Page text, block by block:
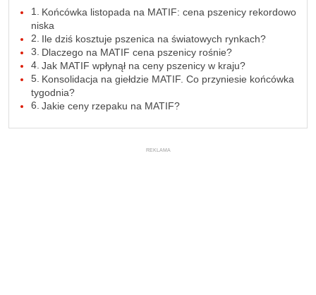
Końcówka listopada na MATIF: cena pszenicy rekordowo
niska
Ile dziś kosztuje pszenica na światowych rynkach?
Dlaczego na MATIF cena pszenicy rośnie?
Jak MATIF wpłynął na ceny pszenicy w kraju?
Konsolidacja na giełdzie MATIF. Co przyniesie końcówka
tygodnia?
Jakie ceny rzepaku na MATIF?
REKLAMA